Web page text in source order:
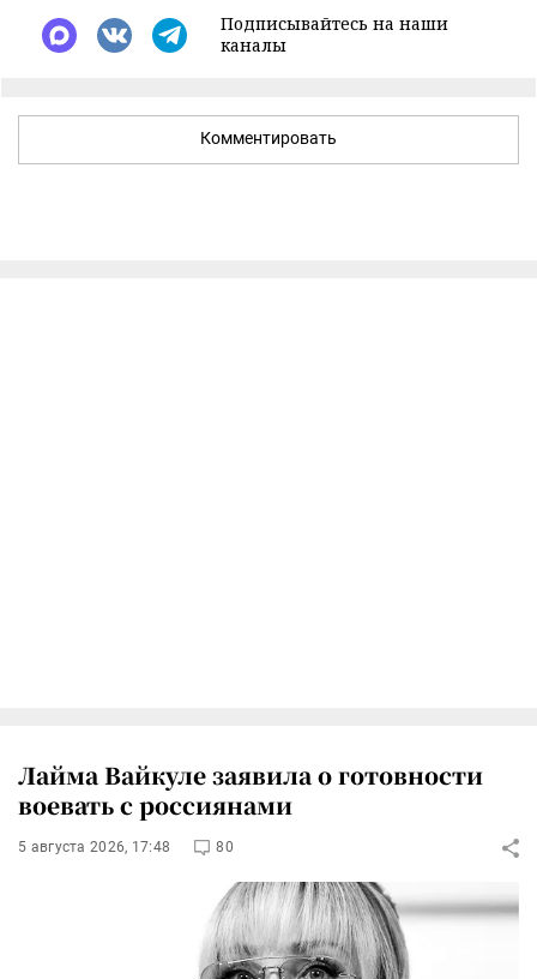
Подписывайтесь на наши
каналы
Комментировать
Лайма Вайкуле заявила о готовности
воевать с россиянами
5 августа 2026, 17:48 80